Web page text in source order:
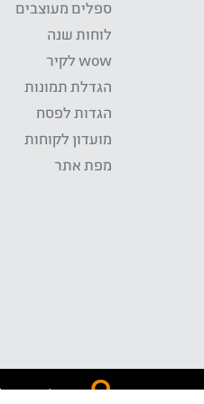
ספלים מעוצבים
לוחות שנה
wow לקיר
הגדלת תמונות
הגדות לפסח
מועדון לקוחות
מפת אתר
התשלום באתר WOW מאובטח בטכנולוגית SSL